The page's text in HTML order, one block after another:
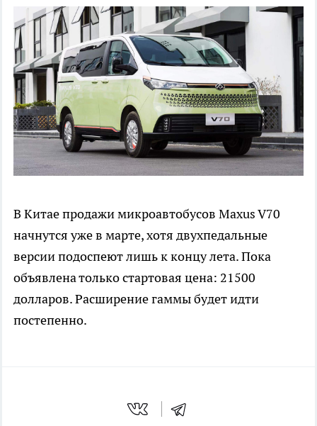
В Китае продажи микроавтобусов Maxus V70
начнутся уже в марте, хотя двухпедальные
версии подоспеют лишь к концу лета. Пока
объявлена только стартовая цена: 21500
долларов. Расширение гаммы будет идти
постепенно.